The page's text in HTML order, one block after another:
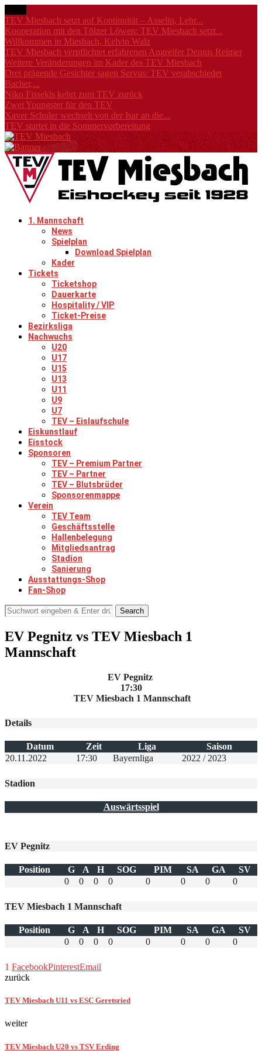
TEV Miesbach setzt auf Kontinuität – Asselin, Lehr...
Kooperation mit den Tölzer Löwen: TEV Miesbach setzt...
Willkommen in Miesbach, Kelvin Walz
TEV Miesbach verpflichtet erfahrenen Angreifer Dennis Reimer
Weitere Veränderungen im Kader des TEV Miesbach
Drei prägende Gesichter sagen Servus: TEV verabschiedet
Bacher,...
Niko Fissekis kehrt zum TEV zurück
Zwei Youngster für den TEV
Xaver Schuler wechselt von der Isar an die...
TEV startet in die Sommervorbereitung
1. Mannschaft
News
Spielplan
Download Spielplan
Kader
Tickets
Ticketshop
Dauerkarte
Hospitality / VIP
Ticket-Preise
Bezirksliga
Nachwuchs
U20
U17
U15
U13
U11
U9
U7
TEV – Eislaufschule
Eiskunstlauf
Eisstock
Sponsoren
TEV – Premium Partner
TEV – Partner
TEV – Blutsbrüder
Sponsorenmappe
Verein
TEV Team
Geschäftsstelle
Hallenbelegung
Mitgliedsantrag
Stadion
Sanierung
Ausstattungs-Shop
Fan-Shop
Search
EV Pegnitz vs TEV Miesbach 1
Mannschaft
EV Pegnitz
17:30
TEV Miesbach 1 Mannschaft
Details
Datum Zeit Liga
Saison
20.11.2022
17:30 Bayernliga 2022 / 2023
Stadion
Auswärtsspiel
EV Pegnitz
Position G A H SOG PIM SA GA
SV
0
0 0 0 0 0 0 0
TEV Miesbach 1 Mannschaft
Position G A H SOG PIM SA GA
SV
0
0 0 0 0 0 0 0
1 FacebookPinterestEmail
zurück
TEV Miesbach U11 vs ESC Geretsried
weiter
TEV Miesbach U20 vs TSV Erding